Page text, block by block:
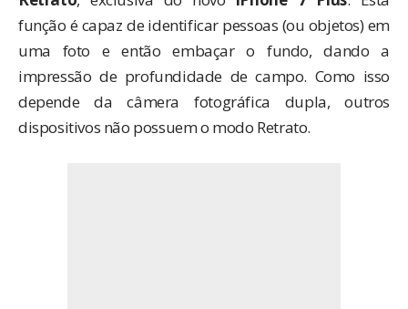
função é capaz de identificar pessoas (ou objetos) em
uma foto e então embaçar o fundo, dando a
impressão de profundidade de campo. Como isso
depende da câmera fotográfica dupla, outros
dispositivos não possuem o modo Retrato.